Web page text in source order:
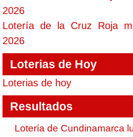
2026
Lotería de la Cruz Roja
2026
Loterias de Hoy
Loterias de hoy
Resultados
Lotería de Cundinamarca